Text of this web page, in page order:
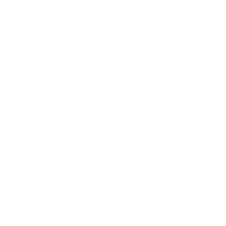
připevníte držák a poté do něj nasunete košík.